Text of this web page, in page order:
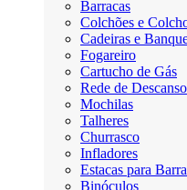
Barracas
Colchões e
Cadeiras e
Fogareiro
Cartucho de Gás
Rede de Descanso
Mochilas
Talheres
Churrasco
Infladores
Estacas para
Binóculos